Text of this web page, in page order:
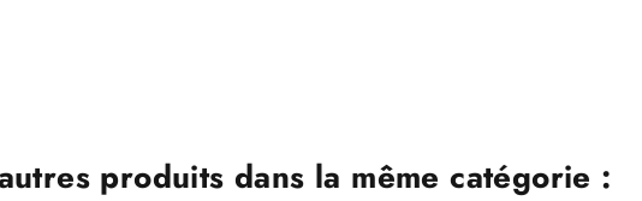
produits dans la même catégorie :